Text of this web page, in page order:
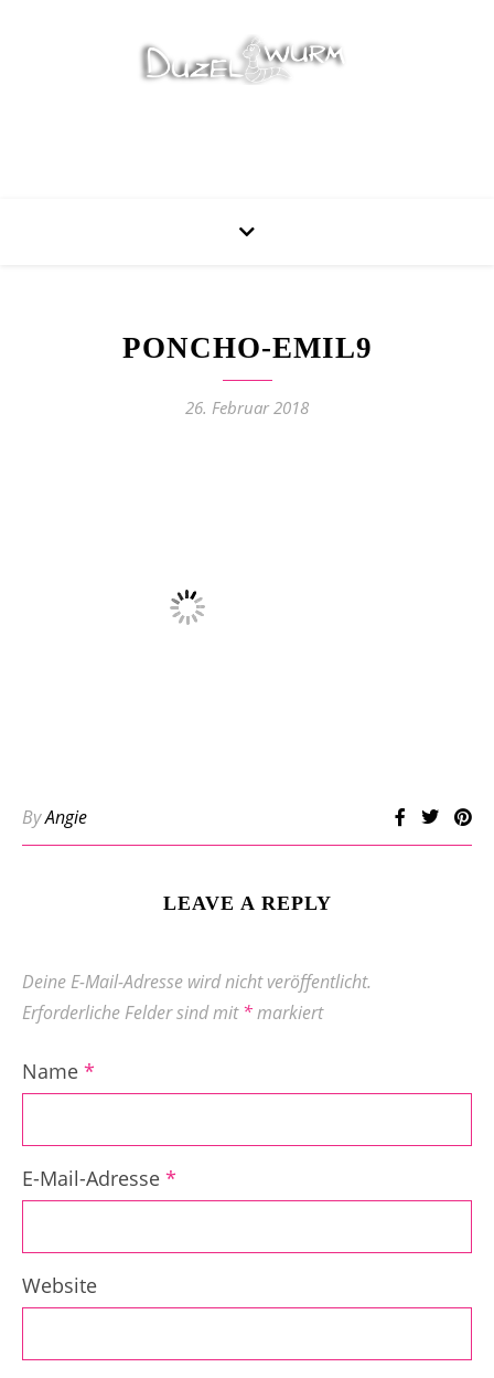
PONCHO-EMIL9
26. Februar 2018
ByAngie
LEAVE A REPLY
Deine E-Mail-Adresse wird nicht veröffentlicht.
Erforderliche Felder sind mit*markiert
Name *
E-Mail-Adresse *
Website